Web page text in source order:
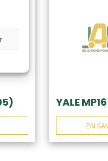
YALE
EN